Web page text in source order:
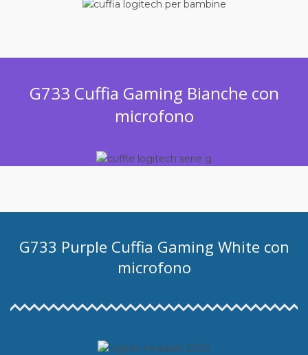
G733 Cuffia Gaming Bianche con
microfono
G733 Purple Cuffia Gaming White con
microfono